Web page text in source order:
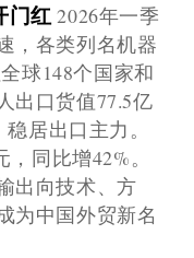
门红 2026年一季
，各类列名机器
球148个国家和
出口货值77.5亿
居出口主力。
同比增42%。
出向技术、方
为中国外贸新名